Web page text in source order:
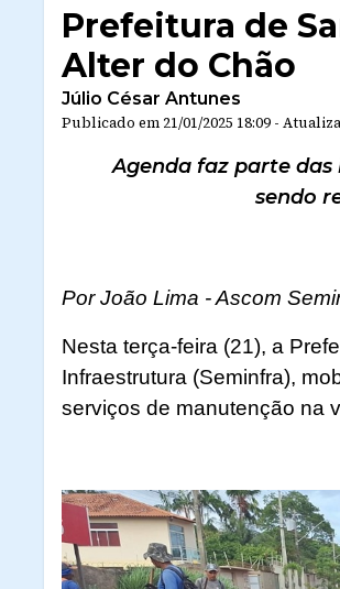
Prefeitura de
Alter do Chão
Júlio César Antunes
Publicado em 21/01/2025 18:09 -
Agenda faz parte
sendo
Por João Lima - Ascom
Nesta terça-feira (21), a
Infraestrutura (Seminfra),
serviços de manutenção na